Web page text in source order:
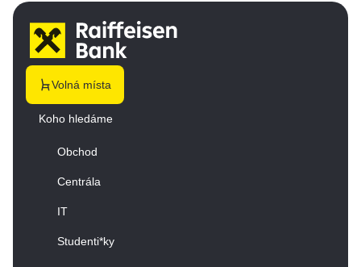
Volná místa
Koho hledáme
Obchod
Centrála
IT
Studenti*ky